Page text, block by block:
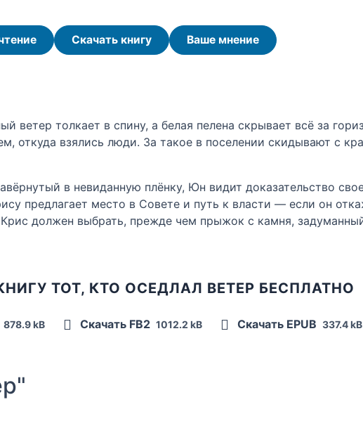
Скачать книгу Ваше мнение
ветер толкает в спину, а белая пелена скрывает всё за
откуда взялись люди. За такое в поселении скидывают с
в невиданную плёнку, Юн видит доказательство
предлагает место в Совете и путь к власти — если он
должен выбрать, прежде чем прыжок с камня,
ТОТ, КТО ОСЕДЛАЛ ВЕТЕР БЕСПЛАТНО
878.9 kB Скачать FB2 1012.2 kB Скачать EPUB 337.4 kB